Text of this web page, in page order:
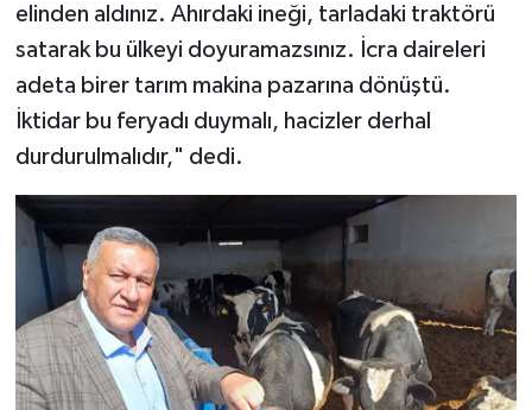
elinden aldınız. Ahırdaki ineği, tarladaki traktörü
satarak bu ülkeyi doyuramazsınız. İcra daireleri
adeta birer tarım makina pazarına dönüştü.
İktidar bu feryadı duymalı, hacizler derhal
durdurulmalıdır," dedi.